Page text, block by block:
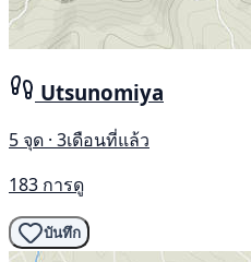
Utsunomiya
5 จุด · 3เดือนที่แล้ว
183 การดู
บันทึก